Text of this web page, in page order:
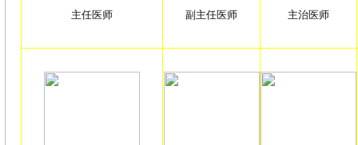
主任医师
副主任医师
主治医师